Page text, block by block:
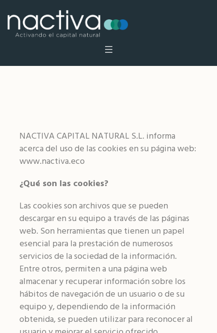
NACTIVA CAPITAL NATURAL S.L. informa
acerca del uso de las cookies en su página web:
www.nactiva.eco
¿Qué son las cookies?
Las cookies son archivos que se pueden
descargar en su equipo a través de las páginas
web. Son herramientas que tienen un papel
esencial para la prestación de numerosos
servicios de la sociedad de la información.
Entre otros, permiten a una página web
almacenar y recuperar información sobre los
hábitos de navegación de un usuario o de su
equipo y, dependiendo de la información
obtenida, se pueden utilizar para reconocer al